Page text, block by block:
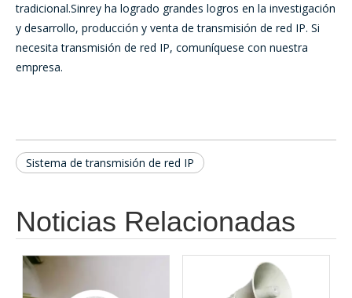
tradicional.Sinrey ha logrado grandes logros en la investigación
y desarrollo, producción y venta de transmisión de red IP. Si
necesita transmisión de red IP, comuníquese con nuestra
empresa.
Sistema de transmisión de red IP
Noticias Relacionadas